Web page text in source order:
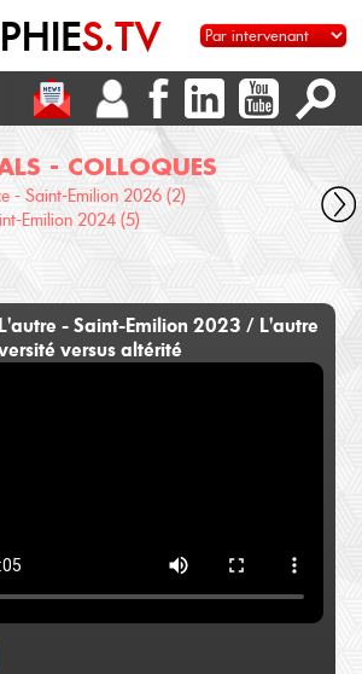
S.TV
- COLLOQUES
- Saint-Emilion 2026 (2)
Emilion 2024 (5)
L'autre - Saint-Emilion 2023 / L'autre
versus altérité